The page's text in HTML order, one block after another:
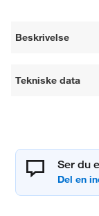
Beskrivelse
Tekniske data
Ser du